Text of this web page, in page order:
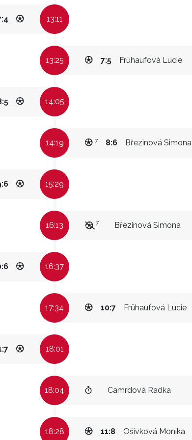
13:11
13:25 Frühaufová Lucie
7:5
14:05
14:19 Březinová Simona
8:6
7
15:29
16:13 Březinová Simona
7
16:37
17:34 Frühaufová Lucie
10:7
18:01
18:04 Camrdová Radka
18:28 Ošívková Monika
11:8